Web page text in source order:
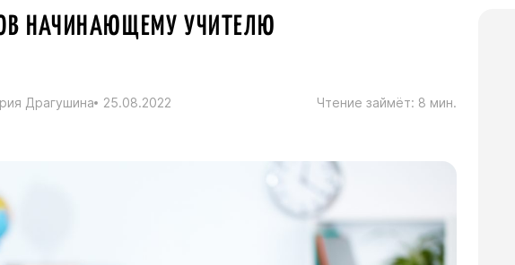
НАЧИНАЮЩЕМУ УЧИТЕЛЮ
Драгушина 25.08.2022 Чтение займёт: 8 мин.